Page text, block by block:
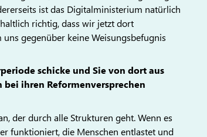
ist das Digitalministerium natürlich
richtig, dass wir jetzt dort
gegenüber keine Weisungsbefugnis
schicke und Sie von dort aus
ihren Reformenversprechen
der durch alle Strukturen geht. Wenn es
funktioniert, die Menschen entlastet und